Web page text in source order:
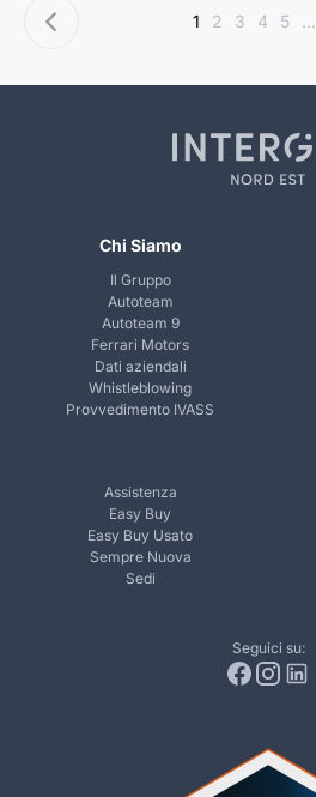
1 2 3 4 5 ...
Chi Siamo
Il Gruppo
Autoteam
Autoteam 9
Ferrari Motors
Dati aziendali
Whistleblowing
Provvedimento IVASS
Assistenza
Easy Buy
Easy Buy Usato
Sempre Nuova
Sedi
Seguici su: